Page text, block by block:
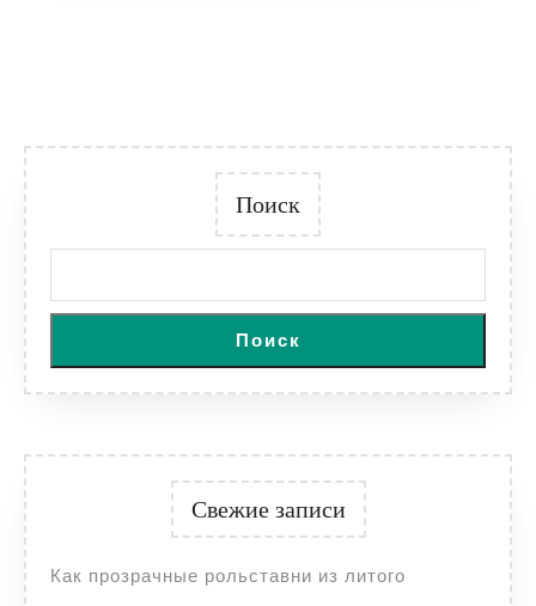
Поиск
Поиск
Свежие записи
Как прозрачные рольставни из литого